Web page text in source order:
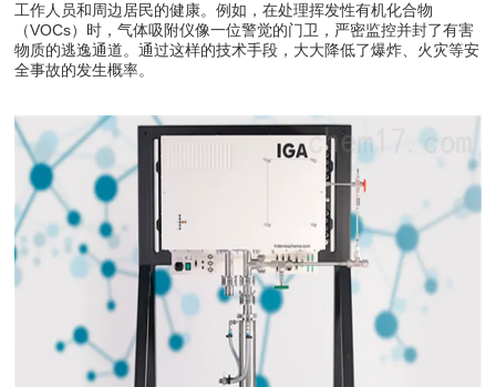
工作人员和周边居民的健康。例如，在处理挥发性有机化合物
（VOCs）时，气体吸附仪像一位警觉的门卫，严密监控并封了有害
物质的逃逸通道。通过这样的技术手段，大大降低了爆炸、火灾等安
全事故的发生概率。